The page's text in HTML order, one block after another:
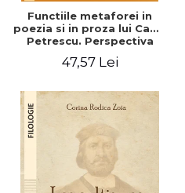
Functiile metaforei in
poezia si in proza lui Camil
Petrescu. Perspectiva
47,57 Lei